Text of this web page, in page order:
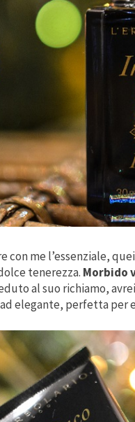
con me l’essenziale,
tenerezza. Morbido
al suo richiamo,
elegante, perfetta per